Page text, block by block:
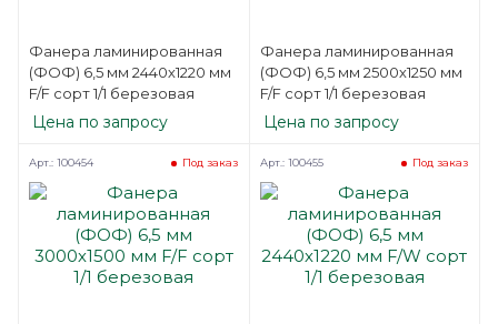
Фанера ламинированная
(ФОФ) 6,5 мм 2440х1220 мм
F/F сорт 1/1 березовая
Цена по запросу
Фанера ламинированная
(ФОФ) 6,5 мм 2500х1250 мм
F/F сорт 1/1 березовая
Цена по запросу
Под заказ
Арт.: 100454 Под заказ
Арт.: 100455